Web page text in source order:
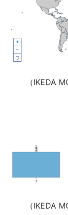
（IKEDA
（IKEDA